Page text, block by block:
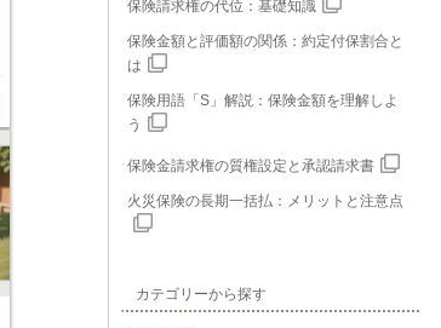
保険請求権の代位：基礎知識
保険金額と評価額の関係：約定付保割合と
は
保険用語「S」解説：保険金額を理解しよ
う
保険金請求権の質権設定と承認請求書
火災保険の長期一括払：メリットと注意点
カテゴリーから探す